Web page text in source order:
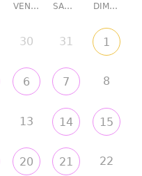
VENDREDI SAMEDI DIMANCHE
30 31 1
6 7 8
13 14 15
20 21 22